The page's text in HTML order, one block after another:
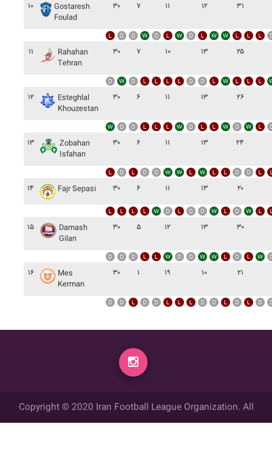
۱۰
Gostaresh
Foulad
۳۰ ۷ ۱۱ ۱۲ ۳۱
۱۱
Rahahan
Tehran
۳۰ ۷ ۱۰ ۱۳ ۲۵
۱۲
Esteghlal
Khouzestan
۳۰ ۶ ۱۱ ۱۳ ۲۶
۱۳
Zobahan
Isfahan
۳۰ ۶ ۱۱ ۱۳ ۲۴
۱۴ Fajr Sepasi ۳۰ ۶ ۱۱ ۱۳ ۲۰
۱۵
Damash
Gilan
۳۰ ۵ ۱۲ ۱۳ ۳۰
۱۶
Mes
Kerman
۳۰ ۱ ۱۹ ۱۰ ۲۱
Copyright © 2020 Iran Football League Organization. All